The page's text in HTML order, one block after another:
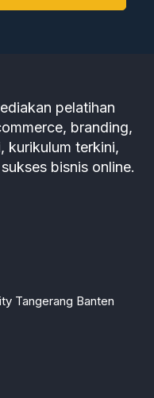
pelatihan
branding,
kurikulum terkini,
bisnis online.
Tangerang Banten